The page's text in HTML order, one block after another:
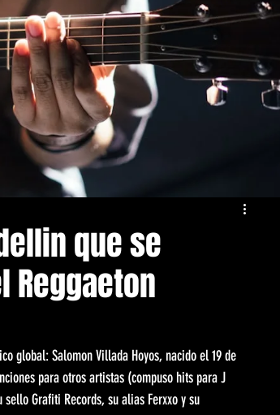
que se
Reggaeton
global: Salomon Villada Hoyos, nacido el 19 de
para otros artistas (compuso hits para J
Grafiti Records, su alias Ferxxo y su